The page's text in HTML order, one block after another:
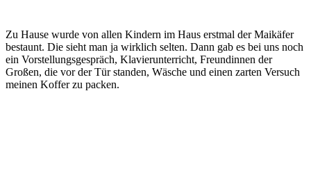
Zu Hause wurde von allen Kindern im Haus erstmal der Maikäfer
bestaunt. Die sieht man ja wirklich selten. Dann gab es bei uns noch
ein Vorstellungsgespräch, Klavierunterricht, Freundinnen der
Großen, die vor der Tür standen, Wäsche und einen zarten Versuch
meinen Koffer zu packen.